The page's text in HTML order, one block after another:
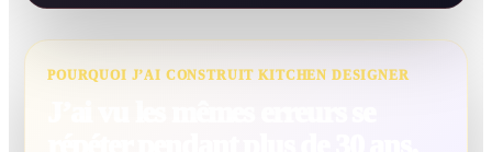
POURQUOI J’AI CONSTRUIT KITCHEN DESIGNER